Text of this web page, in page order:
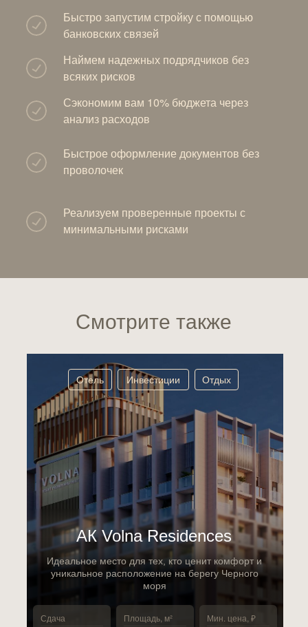
Реализуем проверенные проекты с
минимальными рисками
Быстрое оформление документов без
проволочек
Сэкономим вам 10% бюджета через
анализ расходов
Наймем надежных подрядчиков без
всяких рисков
Быстро запустим стройку с помощью
банковских связей
Мин. цена, ₽
Площадь, м²
Сдача
Идеальное место для тех, кто ценит комфорт и
уникальное расположение на берегу Черного
моря
АК Volna Residences
Отдых
Инвестиции
Отель
Смотрите также